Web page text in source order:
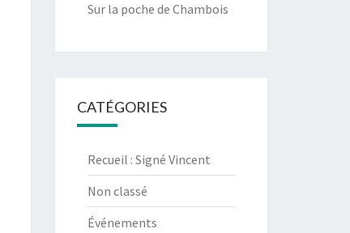
Sur la poche de Chambois
CATÉGORIES
Recueil : Signé Vincent
Non classé
Événements